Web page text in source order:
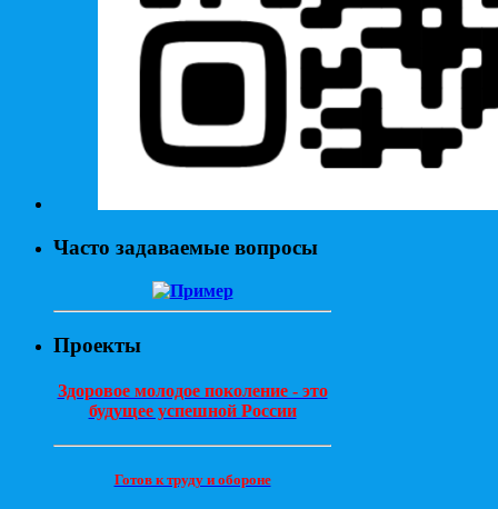
Часто задаваемые вопросы
Проекты
Здоровое молодое поколение - это
будущее успешной России
Готов к труду и обороне